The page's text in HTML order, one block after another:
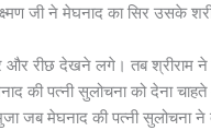
जी ने मेघनाद का सिर उसके
रीछ देखने लगे। तब श्रीराम
की पत्नी सुलोचना को देना
जब मेघनाद की पत्नी सुलोचना